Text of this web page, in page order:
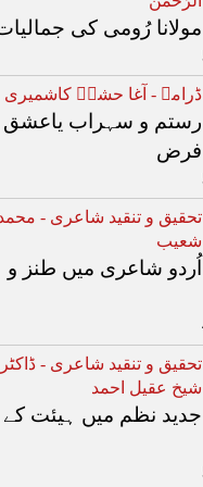
مولانا رُومی کی
ڈرامے - آغا حشرؔ کاشمیری
رستم و سہراب یاعشق
فرض
تحقیق و تنقید شاعری -
شعیب
اُردو شاعری میں طنز و
تحقیق و تنقید شاعری - ڈاکٹر
شیخ عقیل احمد
جدید نظم میں ہیئت کے